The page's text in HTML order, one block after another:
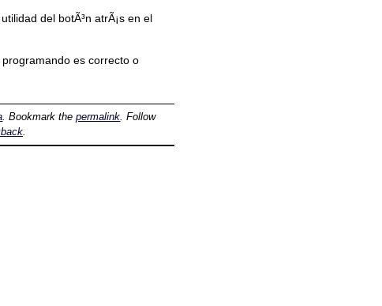
del botÃ³n atrÃ¡s en el
es correcto o
. Bookmark thepermalink. Follow
.